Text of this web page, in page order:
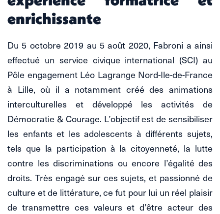
enrichissante
Du 5 octobre 2019 au 5 août 2020, Fabroni a ainsi
effectué un service civique international (SCI) au
Pôle engagement Léo Lagrange Nord-Ile-de-France
à Lille, où il a notamment créé des animations
interculturelles et développé les activités de
Démocratie & Courage. L’objectif est de sensibiliser
les enfants et les adolescents à différents sujets,
tels que la participation à la citoyenneté, la lutte
contre les discriminations ou encore l’égalité des
droits. Très engagé sur ces sujets, et passionné de
culture et de littérature, ce fut pour lui un réel plaisir
de transmettre ces valeurs et d’être acteur des